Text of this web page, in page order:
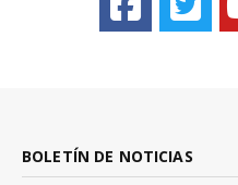
BOLETÍN DE NOTICIAS